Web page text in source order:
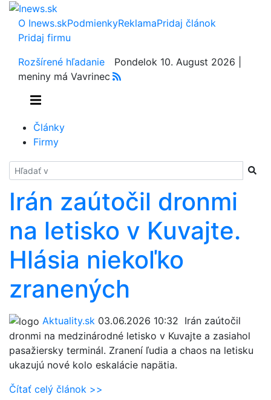
O Inews.skPodmienkyReklamaPridaj článok
Pridaj firmu
Rozšírené hľadanie
Pondelok 10. August 2026 |
meniny má Vavrinec
Články
Firmy
Hladať
Irán zaútočil dronmi
na letisko v Kuvajte.
Hlásia niekoľko
zranených
Aktuality.sk 03.06.2026 10:32 Irán zaútočil
dronmi na medzinárodné letisko v Kuvajte a zasiahol
pasažiersky terminál. Zranení ľudia a chaos na letisku
ukazujú nové kolo eskalácie napätia.
Čítať celý článok >>